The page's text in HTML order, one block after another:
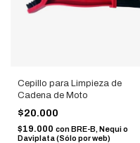
Cepillo para Limpieza de
Cadena de Moto
$20.000
$19.000 conBRE-B, Nequi o
Daviplata (Sólo por web)